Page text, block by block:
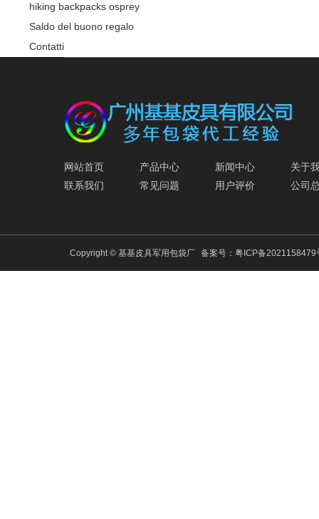
hiking backpacks osprey
Saldo del buono regalo
Contatti
网站首页 产品中心 新闻中心
关于
联系我们
常见问题 用户评价 公司
Copyright © 基基皮具军用包袋厂 备案号： 粤ICP备2021158479